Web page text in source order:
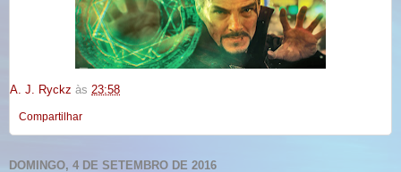
A. J. Ryckz às 23:58
Compartilhar
DOMINGO, 4 DE SETEMBRO DE 2016